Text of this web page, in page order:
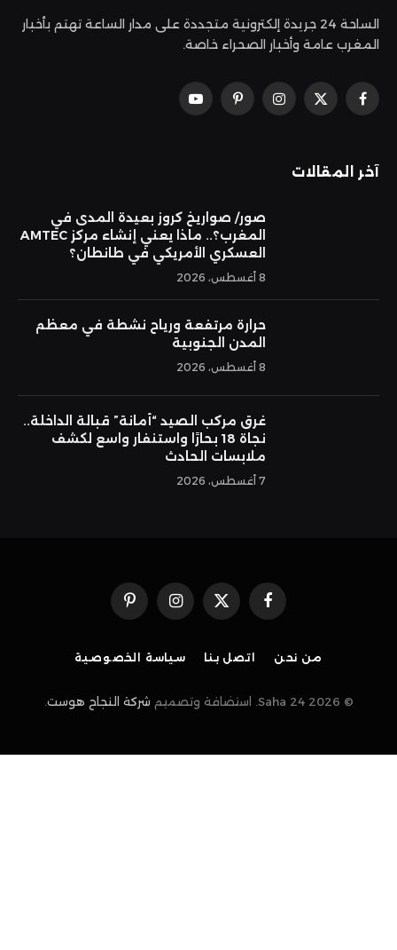
الساحة 24 جريدة إلكترونية متجددة على مدار الساعة تهتم بأخبار
المغرب عامة وأخبار الصحراء خاصة.
فيسبوك
X
الانستغرامبينتيريستيوتيوب
آخر المقالات
صور/ صواريخ كروز بعيدة المدى في
المغرب؟.. ماذا يعني إنشاء مركز AMTEC
العسكري الأمريكي في طانطان؟
8 أغسطس، 2026
حرارة مرتفعة ورياح نشطة في معظم
المدن الجنوبية
8 أغسطس، 2026
غرق مركب الصيد “أمانة” قبالة الداخلة..
نجاة 18 بحارًا واستنفار واسع لكشف
ملابسات الحادث
7 أغسطس، 2026
فيسبوكX
الانستغرامبينتيريست
من نحن اتصل بنا سياسة الخصوصية
© 2026 Saha 24. استضافة وتصميم شركة النجاح هوست.